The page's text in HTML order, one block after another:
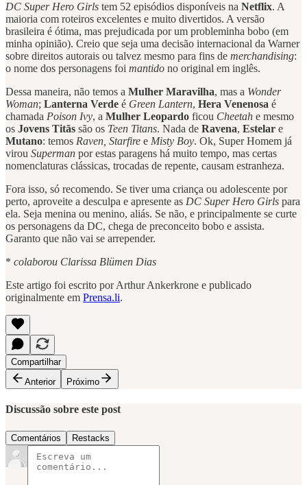
DC Super Hero Girls tem 52 episódios disponíveis na Netflix. A
maioria com roteiros excelentes e muito divertidos. A versão
brasileira é ótima, mas prejudicada por um probleminha bobo (em
minha opinião). Creio que seja uma decisão internacional da Warner
sobre direitos autorais ou talvez mesmo para fins de merchandising:
o nome dos personagens foi mantido no original em inglês.
Dessa maneira, não temos a Mulher Maravilha, mas a Wonder
Woman; Lanterna Verde é Green Lantern, Hera Venenosa é
chamada Poison Ivy, a Mulher Leopardo ficou Cheetah e mesmo
os Jovens Titãs são os Teen Titans. Nada de Ravena, Estelar e
Mutano: temos Raven, Starfire e Misty Boy. Ok, Super Homem já
virou Superman por estas paragens há muito tempo, mas certas
nomenclaturas clássicas, trocadas de repente, causam estranheza.
Fora isso, só recomendo. Se tiver uma criança ou adolescente por
perto, aproveite a desculpa e apresente as DC Super Hero Girls para
ela. Seja menina ou menino, aliás. Se não, e principalmente se curte
os personagens da DC, chega de preconceito bobo e assista.
Garanto que não vai se arrepender.
* colaborou Clarissa Blümen Dias
Este artigo foi escrito por Arthur Ankerkrone e publicado
originalmente em Prensa.li.
Compartilhar
Anterior
Próximo
Discussão sobre este post
Comentários Restacks